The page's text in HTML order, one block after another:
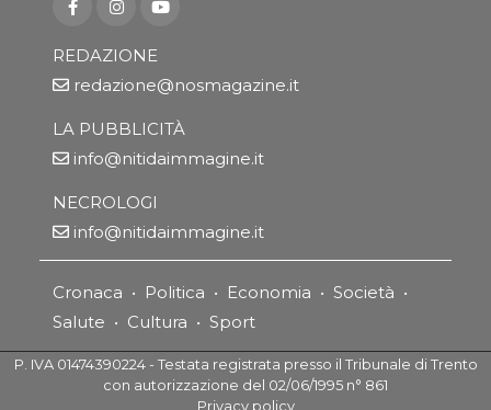
REDAZIONE
redazione@nosmagazine.it
LA PUBBLICITÀ
info@nitidaimmagine.it
NECROLOGI
info@nitidaimmagine.it
Cronaca • Politica • Economia • Società •
Salute • Cultura • Sport
P. IVA 01474390224 - Testata registrata presso il Tribunale di Trento
con autorizzazione del 02/06/1995 n° 861
Privacy policy